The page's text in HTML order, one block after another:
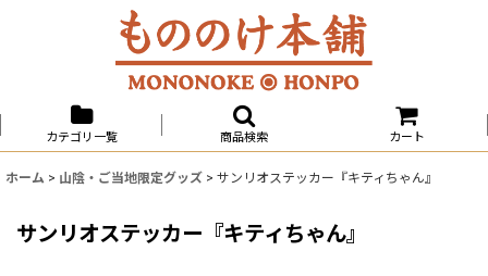
カテゴリ一覧 商品検索 カート
ホーム > 山陰・ご当地限定グッズ > サンリオステッカー『キティちゃん』
サンリオステッカー『キティちゃん』